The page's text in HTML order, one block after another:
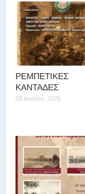
ΡΕΜΠΕΤΙΚΕΣ
ΚΑΝΤΑΔΕΣ
08 Ιουλίου, 2026